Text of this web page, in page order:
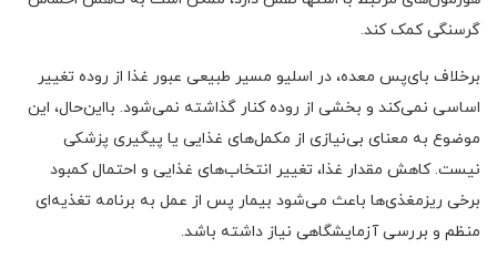
گرسنگی کمک کند.
برخلاف بای‌پس معده، در اسلیو مسیر طبیعی عبور غذا از روده تغییر
اساسی نمی‌کند و بخشی از روده کنار گذاشته نمی‌شود. بااین‌حال، این
موضوع به معنای بی‌نیازی از مکمل‌های غذایی یا پیگیری پزشکی
نیست. کاهش مقدار غذا، تغییر انتخاب‌های غذایی و احتمال کمبود
برخی ریزمغذی‌ها باعث می‌شود بیمار پس از عمل به برنامه تغذیه‌ای
منظم و بررسی آزمایشگاهی نیاز داشته باشد.